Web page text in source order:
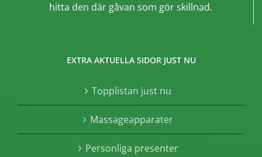
hitta den där gåvan som gör skillnad.
EXTRA AKTUELLA SIDOR JUST NU
Topplistan just nu
Massageapparater
Personliga presenter